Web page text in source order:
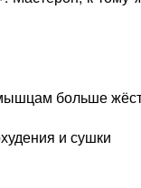
больше
и сушки